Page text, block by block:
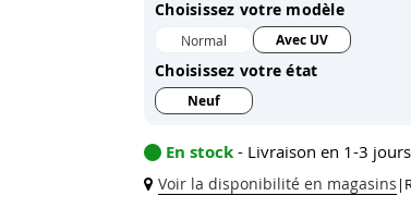
Choisissez votre modèle
Normal Avec UV
Choisissez votre état
Neuf
En stock - Livraison en 1-3 jours
Voir la disponibilité en magasins |